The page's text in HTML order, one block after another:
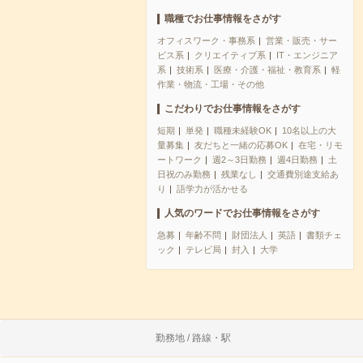
職種でお仕事情報をさがす
オフィスワーク・事務系
営業・販売・サー
ビス系
クリエイティブ系
IT・エンジニア
系
技術系 医療・介護・福祉・教育系
軽
作業・物流・工場・その他
こだわりでお仕事情報をさがす
短期 単発 職種未経験OK
10名以上の大
量募集
友だちと一緒の応募OK
在宅・リモ
ートワーク
週2～3日勤務 週4日勤務
土
日祝のみ勤務
残業なし
交通費別途支給あ
り
語学力が活かせる
人気のワードでお仕事情報をさがす
急募 年齢不問 財団法人 英語
書類チェ
ック
テレビ局 封入 大学
勤務地 / 路線・駅